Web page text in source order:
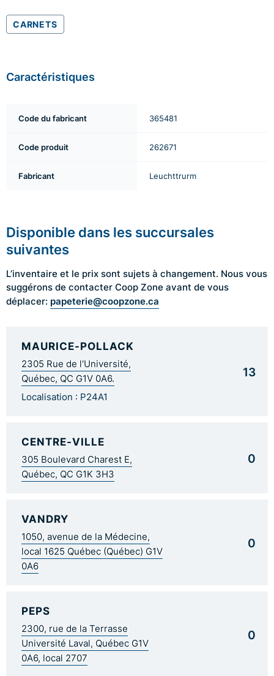
CARNETS
Caractéristiques
Code du fabricant 365481
Code produit 262671
Fabricant Leuchttrurm
Disponible dans les succursales
suivantes
L’inventaire et le prix sont sujets à changement. Nous vous
suggérons de contacter Coop Zone avant de vous
déplacer: papeterie@coopzone.ca
MAURICE-POLLACK
2305 Rue de l'Université,
Québec, QC G1V 0A6.
Localisation : P24A1
13
CENTRE-VILLE
305 Boulevard Charest E,
Québec, QC G1K 3H3
0
VANDRY
1050, avenue de la Médecine,
local 1625 Québec (Québec) G1V
0A6
0
PEPS
2300, rue de la Terrasse
Université Laval, Québec G1V
0A6, local 2707
0